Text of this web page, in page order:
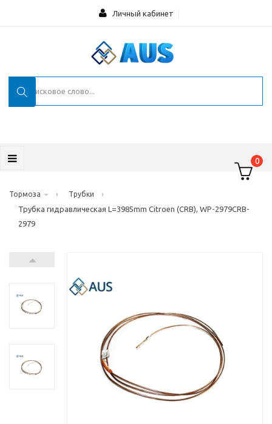
Личный кабинет
0
Тормоза › Трубки
›
Трубка гидравлическая L=3985mm Citroen (CRB), WP-2979CRB-
2979